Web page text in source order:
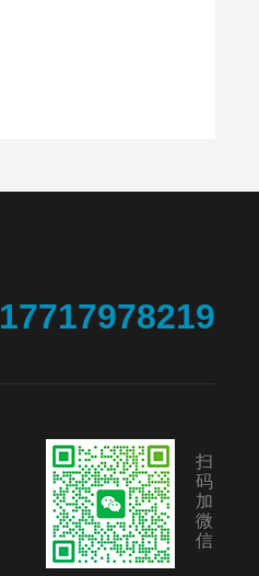
17717978219
扫
码
加
微
信